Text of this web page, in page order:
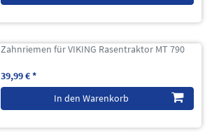
Zahnriemen für VIKING Rasentraktor MT 790
39,99 € *
In den Warenkorb